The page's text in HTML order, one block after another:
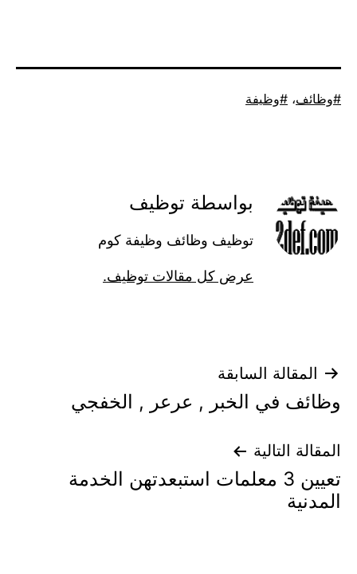
موسوم
وظائف، وظيفة
بواسطة توظيف
توظيف وظائف وظيفة كوم
عرض كل مقالات توظيف.
تصفّح
المقالات
المقالة السابقة
وظائف في الخبر , عرعر , الخفجي
المقالة التالية
تعيين 3 معلمات استبعدتهن الخدمة
المدنية